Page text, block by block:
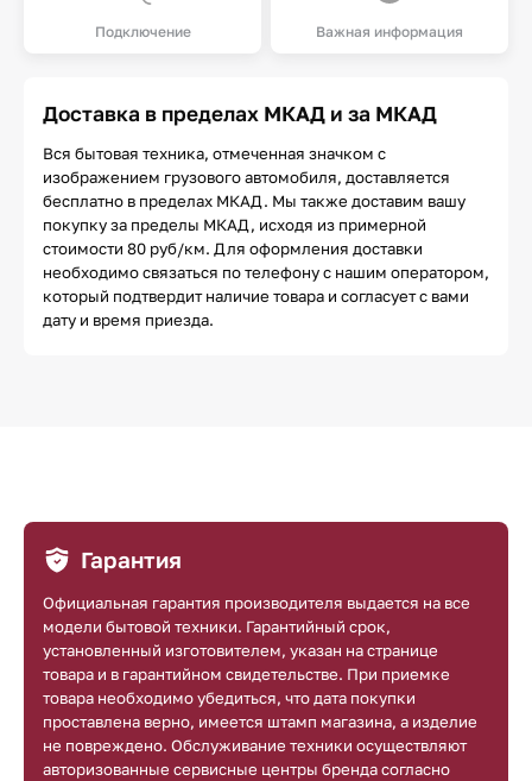
Подключение Важная информация
Доставка в пределах МКАД и за МКАД
Вся бытовая техника, отмеченная значком с
изображением грузового автомобиля, доставляется
бесплатно в пределах МКАД. Мы также доставим вашу
покупку за пределы МКАД, исходя из примерной
стоимости 80 руб/км. Для оформления доставки
необходимо связаться по телефону с нашим оператором,
который подтвердит наличие товара и согласует с вами
дату и время приезда.
Гарантия
Официальная гарантия производителя выдается на все
модели бытовой техники. Гарантийный срок,
установленный изготовителем, указан на странице
товара и в гарантийном свидетельстве. При приемке
товара необходимо убедиться, что дата покупки
проставлена верно, имеется штамп магазина, а изделие
не повреждено. Обслуживание техники осуществляют
авторизованные сервисные центры бренда согласно